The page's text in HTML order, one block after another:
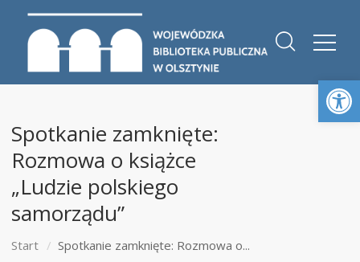
Spotkanie zamknięte:
Rozmowa o książce
„Ludzie polskiego
samorządu”
Start Spotkanie zamknięte: Rozmowa o...